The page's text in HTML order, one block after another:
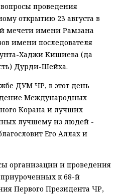
проведения
открытию 23 августа в
мечети имени Рамзана
имени последователя
Хаджи Кишиева (да
Дурди-Шейха.
ДУМ ЧР, в этот день
Международных
Корана и лучших
лучшему из людей -
Его Аллах и
организации и проведения
к 68-й
Первого Президента ЧР,